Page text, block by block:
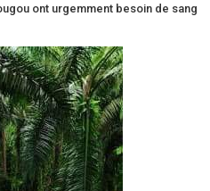
ont urgemment besoin de sang